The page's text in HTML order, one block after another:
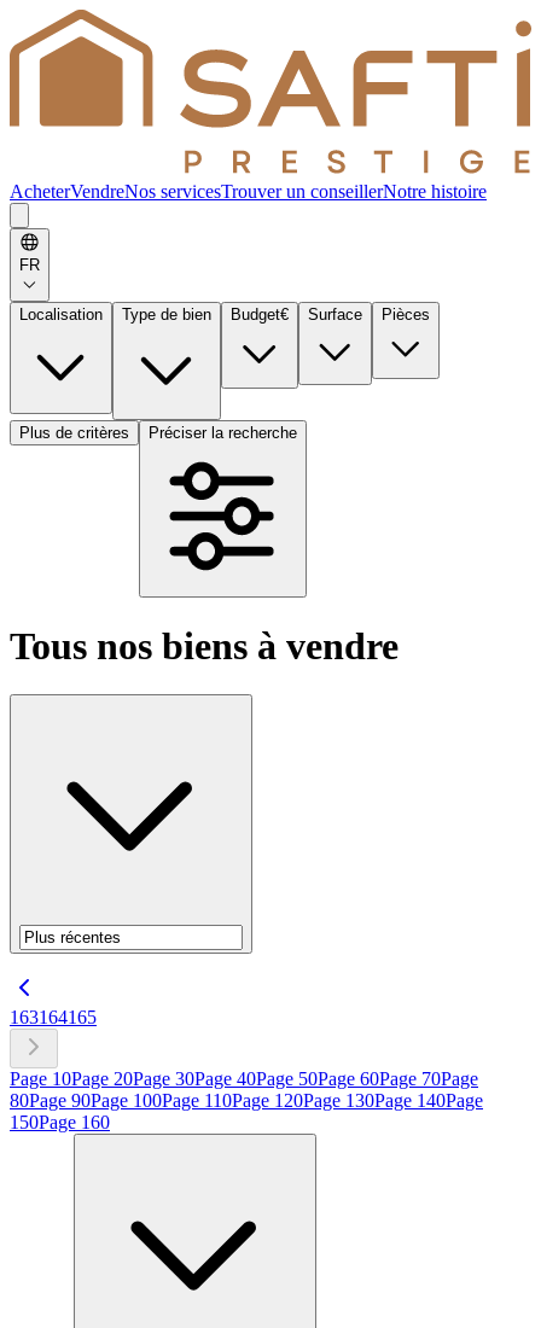
AcheterVendreNos servicesTrouver un conseillerNotre histoire
FR
Localisation Type de bien Budget€ Surface Pièces
Plus de critères Préciser la recherche
Tous nos biens à vendre
163164165
Page 10Page 20Page 30Page 40Page 50Page 60Page 70Page
80Page 90Page 100Page 110Page 120Page 130Page 140Page
150Page 160